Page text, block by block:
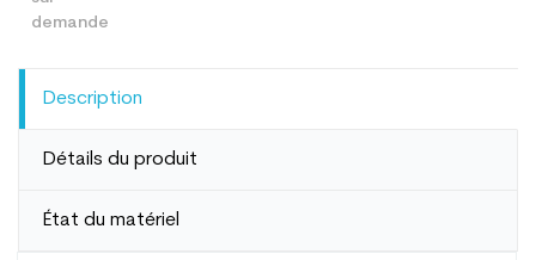
Description
Détails du produit
État du matériel